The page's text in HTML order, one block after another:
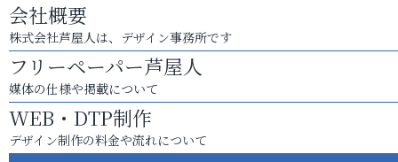
会社概要
株式会社芦屋人は、デザイン事務所です
フリーペーパー芦屋人
媒体の仕様や掲載について
WEB・DTP制作
デザイン制作の料金や流れについて